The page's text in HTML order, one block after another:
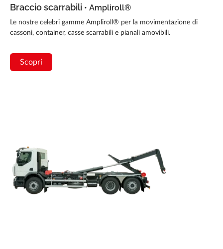
Braccio scarrabili • Ampliroll®
Le nostre celebri gamme Ampliroll® per la movimentazione di
cassoni, container, casse scarrabili e pianali amovibili.
Scopri